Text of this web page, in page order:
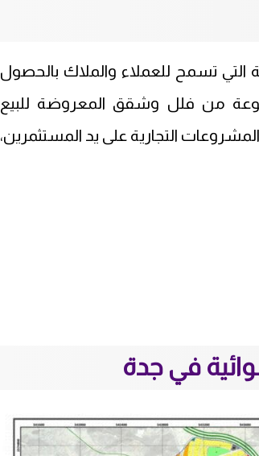
التي تسمح للعملاء والملاك بالحصول
من فلل وشقق المعروضة للبيع
التجارية على يد المستثمرين،
في جدة